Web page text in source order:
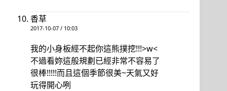
香草
2017-10-07 / 10:03
我的小身板經不起你這熊撲挖!!!>w<
不過看妳這般規劃已經非常不容易了
很棒!!!!!而且這個季節很美~天氣又好
玩得開心咧